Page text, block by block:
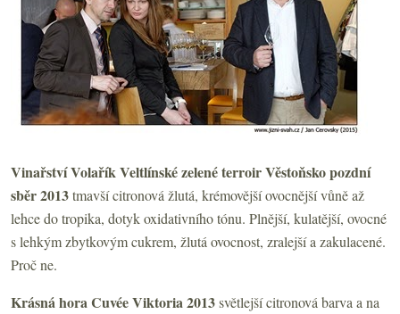
Vinařství Volařík Veltlínské zelené terroir Věstoňsko pozdní
sběr 2013tmavší citronová žlutá, krémovější ovocnější vůně až
lehce do tropika, dotyk oxidativního tónu. Plnější, kulatější, ovocné
s lehkým zbytkovým cukrem, žlutá ovocnost, zralejší a zakulacené.
Proč ne.
Krásná hora Cuvée Viktoria 2013světlejší citronová barva a na